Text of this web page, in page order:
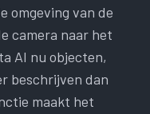
omgeving van de
camera naar het
AI nu objecten,
beschrijven dan
maakt het